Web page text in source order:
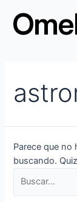
contenido
Parece que
buscando.
por: